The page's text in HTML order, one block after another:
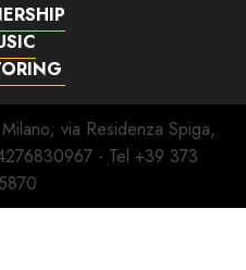
via Residenza Spiga,
- Tel +39 373